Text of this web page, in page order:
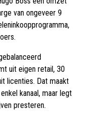
van ongeveer 9
uit eigen retail, 30
licenties. Dat maakt
kanaal, maar legt
presteren.